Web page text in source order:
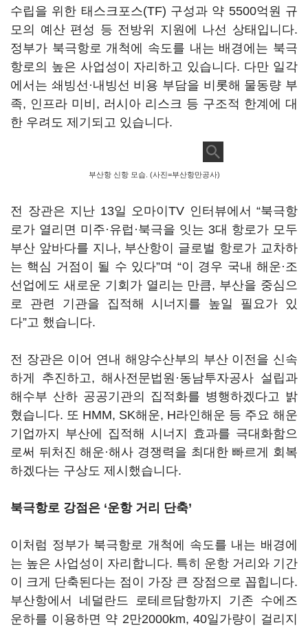
수립을 위한 태스크포스(TF) 구성과 약 5500억원 규
모의 예산 편성 등 전방위 지원에 나선 상태입니다.
정부가 북극항로 개척에 속도를 내는 배경에는 북극
항로의 높은 사업성이 자리하고 있습니다. 다만 일각
에서는 쇄빙선·내빙선 비용 부담을 비롯해 물동량 부
족, 인프라 미비, 러시아 리스크 등 구조적 한계에 대
한 우려도 제기되고 있습니다.
부산항 신항 모습. (사진=부산항만공사)
전 장관은 지난 13일 오마이TV 인터뷰에서 “북극항
로가 열리면 미주·유럽·북극을 잇는 3대 항로가 모두
부산 앞바다를 지나, 부산항이 글로벌 항로가 교차하
는 핵심 거점이 될 수 있다”며 “이 경우 국내 해운·조
선업에도 새로운 기회가 열리는 만큼, 부산을 중심으
로 관련 기관을 집적해 시너지를 높일 필요가 있
다”고 했습니다.
전 장관은 이어 연내 해양수산부의 부산 이전을 신속
하게 추진하고, 해사전문법원·동남투자공사 설립과
해수부 산하 공공기관의 집적화를 병행하겠다고 밝
혔습니다. 또 HMM, SK해운, H라인해운 등 주요 해운
기업까지 부산에 집적해 시너지 효과를 극대화함으
로써 뒤처진 해운·해사 경쟁력을 최대한 빠르게 회복
하겠다는 구상도 제시했습니다.
북극항로 강점은 ‘운항 거리 단축’
이처럼 정부가 북극항로 개척에 속도를 내는 배경에
는 높은 사업성이 자리합니다. 특히 운항 거리와 기간
이 크게 단축된다는 점이 가장 큰 장점으로 꼽힙니다.
부산항에서 네덜란드 로테르담항까지 기존 수에즈
운하를 이용하면 약 2만2000km, 40일가량이 걸리지